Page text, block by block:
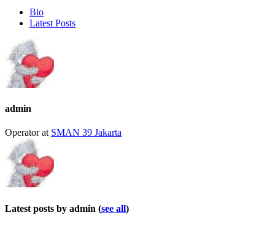
Bio
Latest Posts
admin
Operatorat SMAN 39 Jakarta
Latest posts by admin (see all)